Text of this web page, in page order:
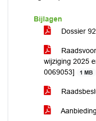
Bijlagen
Dossier
wijziging 2025
0069053]
1 MB